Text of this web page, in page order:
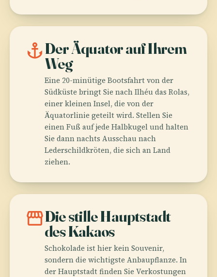
anchorDer Äquator auf Ihrem
Weg
Eine 20-minütige Bootsfahrt von der
Südküste bringt Sie nach Ilhéu das Rolas,
einer kleinen Insel, die von der
Äquatorlinie geteilt wird. Stellen Sie
einen Fuß auf jede Halbkugel und halten
Sie dann nachts Ausschau nach
Lederschildkröten, die sich an Land
ziehen.
storefrontDie stille Hauptstadt
des Kakaos
Schokolade ist hier kein Souvenir,
sondern die wichtigste Anbaupflanze. In
der Hauptstadt finden Sie Verkostungen